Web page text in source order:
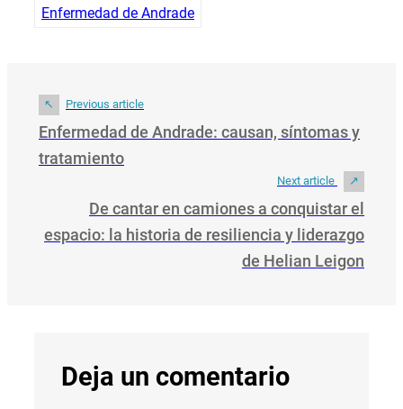
Enfermedad de Andrade
Previous article
Enfermedad de Andrade: causan, síntomas y
tratamiento
Next article
De cantar en camiones a conquistar el
espacio: la historia de resiliencia y liderazgo
de Helian Leigon
Deja un comentario